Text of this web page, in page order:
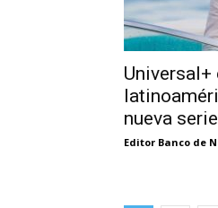
Universal+
nueva
Editor Banco de